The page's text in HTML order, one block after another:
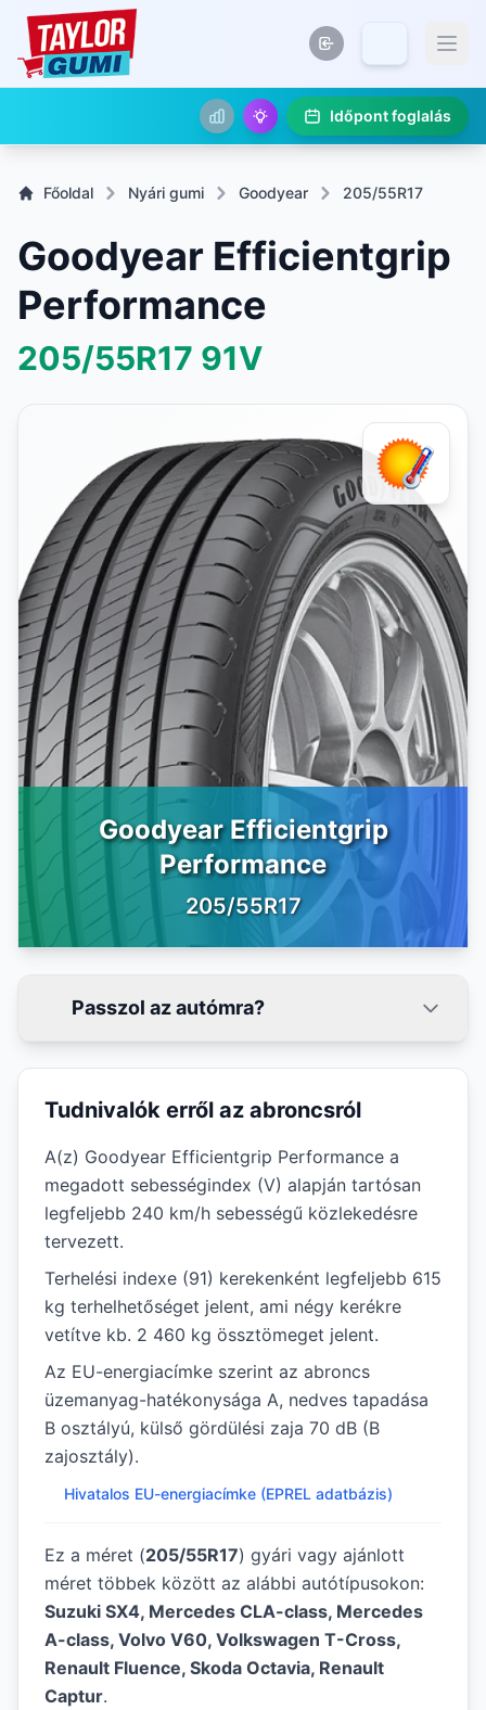
Időpont foglalás
Főoldal Nyári gumi Goodyear 205/55R17
Goodyear Efficientgrip
Performance
205/55R17 91V
Goodyear Efficientgrip
Performance
205/55R17
Passzol az autómra?
Tudnivalók erről az abroncsról
A(z) Goodyear Efficientgrip Performance a
megadott sebességindex (V) alapján tartósan
legfeljebb 240 km/h sebességű közlekedésre
tervezett.
Terhelési indexe (91) kerekenként legfeljebb 615
kg terhelhetőséget jelent, ami négy kerékre
vetítve kb. 2 460 kg össztömeget jelent.
Az EU-energiacímke szerint az abroncs
üzemanyag-hatékonysága A, nedves tapadása
B osztályú, külső gördülési zaja 70 dB (B
zajosztály).
Hivatalos EU-energiacímke (EPREL adatbázis)
Ez a méret (205/55R17) gyári vagy ajánlott
méret többek között az alábbi autótípusokon:
Suzuki SX4, Mercedes CLA-class, Mercedes
A-class, Volvo V60, Volkswagen T-Cross,
Renault Fluence, Skoda Octavia, Renault
Captur.